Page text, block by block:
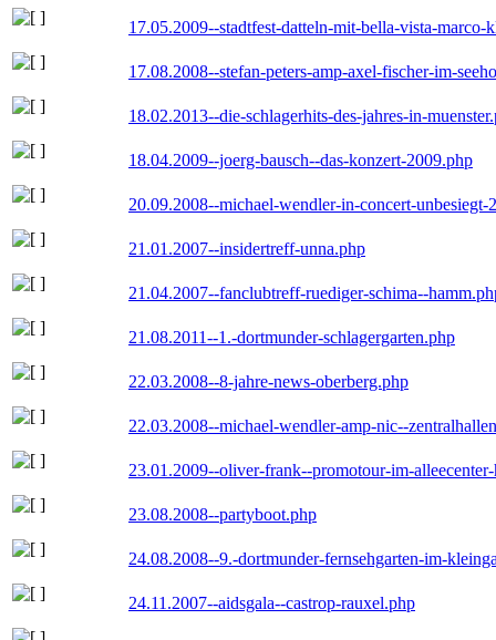
17.05.2009--stadtfest-datteln-mit-bella-vista-marco-
17.08.2008--stefan-peters-amp-axel-fischer-im-
18.02.2013--die-schlagerhits-des-jahres-in-
18.04.2009--joerg-bausch--das-konzert-2009.php
20.09.2008--michael-wendler-in-concert-unbesiegt-
21.01.2007--insidertreff-unna.php
21.04.2007--fanclubtreff-ruediger-schima--
21.08.2011--1.-dortmunder-schlagergarten.php
22.03.2008--8-jahre-news-oberberg.php
22.03.2008--michael-wendler-amp-nic--
23.01.2009--oliver-frank--promotour-im-
23.08.2008--partyboot.php
24.08.2008--9.-dortmunder-fernsehgarten-im-
24.11.2007--aidsgala--castrop-rauxel.php